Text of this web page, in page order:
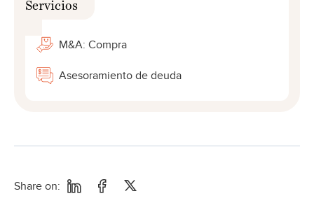
M&A: Compra
Asesoramiento de deuda
Share on: